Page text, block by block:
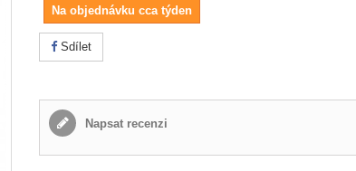
Na objednávku cca týden
Sdílet
Napsat recenzi